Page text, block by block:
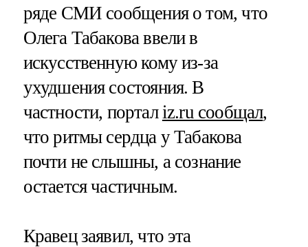
ряде СМИ сообщения о том, что
Олега Табакова ввели в
искусственную кому из-за
ухудшения состояния. В
частности, порталiz.ru сообщал,
что ритмы сердца у Табакова
почти не слышны, а сознание
остается частичным.
Кравец заявил, что эта